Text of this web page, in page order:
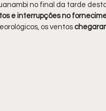
no final da tarde
e interrupções no
os ventos